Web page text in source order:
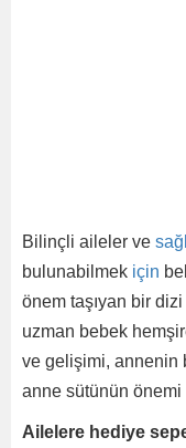
Bilinçli aileler ve
bulunabilmek için
önem taşıyan bir
uzman bebek
ve gelişimi, annenin
anne sütünün önemi
Ailelere hediye